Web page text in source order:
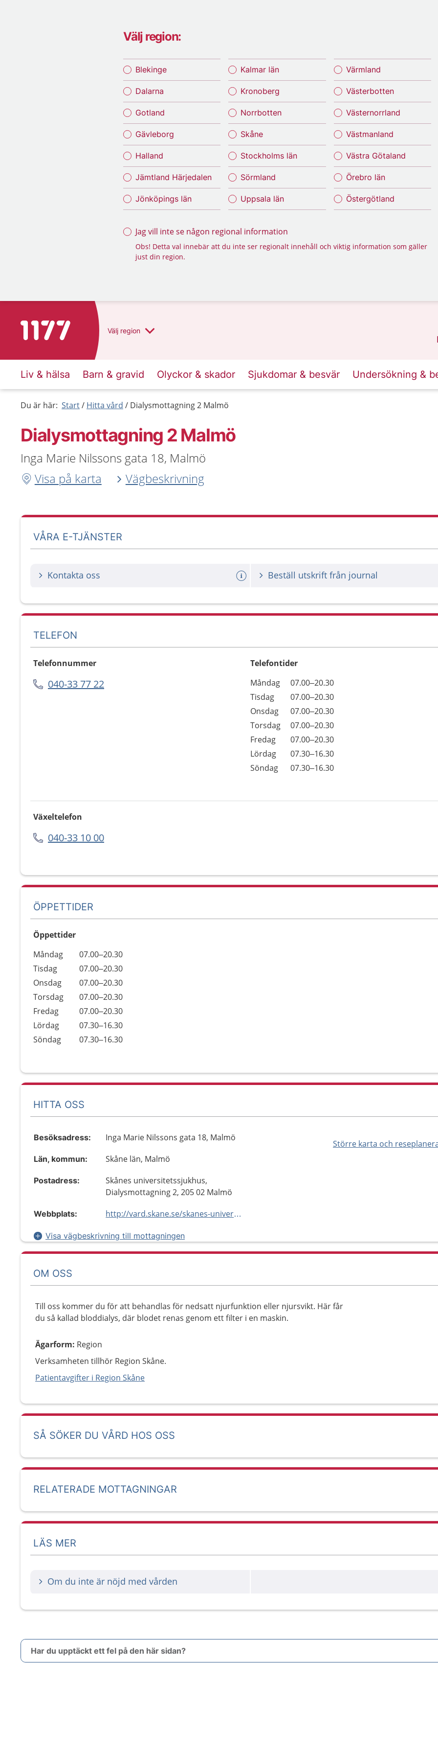
Välj region:
Blekinge
Dalarna
Gotland
Gävleborg
Halland
Jämtland Härjedalen
Jönköpings län
Kalmar län
Kronoberg
Norrbotten
Skåne
Stockholms län
Sörmland
Uppsala län
Värmland
Västerbotten
Västernorrland
Västmanland
Västra Götaland
Örebro län
Östergötland
Jag vill inte se någon regional information
Obs! Detta val innebär att du inte ser regionalt innehåll och viktig information som gäller
just din region.
Till startsidan för 1177 Välj region
Liv & hälsa Barn & gravid Olyckor & skador Sjukdomar & besvär Undersökning &
Du är här: Start Hitta vård Dialysmottagning 2 Malmö
Dialysmottagning 2 Malmö
Inga Marie Nilssons gata 18, Malmö
Visa på karta
Vägbeskrivning
VÅRA E-TJÄNSTER
Kontakta oss Beställ utskrift från journal
TELEFON
Telefonnummer
040-33 77 22
Telefontider
Dag
Öppettider
Kommentarer
Måndag
07.00–20.30
Tisdag
07.00–20.30
Onsdag
07.00–20.30
Torsdag
07.00–20.30
Fredag
07.00–20.30
Lördag
07.30–16.30
Söndag
07.30–16.30
Växeltelefon
040-33 10 00
ÖPPETTIDER
Öppettider
Dag
Öppettider
Kommentarer
Måndag
07.00–20.30
Tisdag
07.00–20.30
Onsdag
07.00–20.30
Torsdag
07.00–20.30
Fredag
07.00–20.30
Lördag
07.30–16.30
Söndag
07.30–16.30
HITTA OSS
Större karta och
Besöksadress: Inga Marie Nilssons gata 18, Malmö
Län, kommun: Skåne län, Malmö
Postadress:
Skånes universitetssjukhus,
Dialysmottagning 2, 205 02 Malmö
Webbplats: http://vard.skane.se/skanes-universitetssjukhus-sus/mottagningar-och-avdelningar/dialysmottagning-2-malmo/
Visa vägbeskrivning till mottagningen
OM OSS
Till oss kommer du för att behandlas för nedsatt njurfunktion eller njursvikt. Här får
du så kallad bloddialys, där blodet renas genom ett filter i en maskin.
Ägarform: Region
Verksamheten tillhör Region Skåne.
Patientavgifter i Region Skåne
SÅ SÖKER DU VÅRD HOS OSS
RELATERADE MOTTAGNINGAR
LÄS MER
Om du inte är nöjd med vården
Har du upptäckt ett fel på den här sidan?